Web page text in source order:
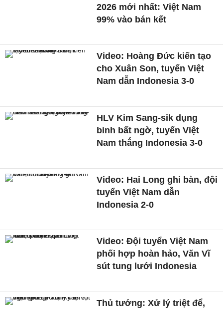
2026 mới nhất: Việt Nam
99% vào bán kết
Video: Hoàng Đức kiến tạo
cho Xuân Son, tuyển Việt
Nam dẫn Indonesia 3-0
HLV Kim Sang-sik dụng
binh bất ngờ, tuyển Việt
Nam thắng Indonesia 3-0
Video: Hai Long ghi bàn, đội
tuyển Việt Nam dẫn
Indonesia 2-0
Video: Đội tuyển Việt Nam
phối hợp hoàn hảo, Văn Vĩ
sút tung lưới Indonesia
Thủ tướng: Xử lý triệt để,